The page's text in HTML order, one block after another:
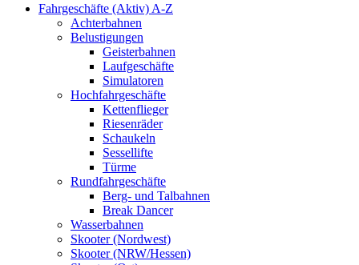
Fahrgeschäfte (Aktiv) A-Z
Achterbahnen
Belustigungen
Geisterbahnen
Laufgeschäfte
Simulatoren
Hochfahrgeschäfte
Kettenflieger
Riesenräder
Schaukeln
Sessellifte
Türme
Rundfahrgeschäfte
Berg- und Talbahnen
Break Dancer
Wasserbahnen
Skooter (Nordwest)
Skooter (NRW/Hessen)